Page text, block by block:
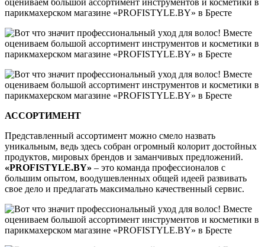
АССОРТИМЕНТ
Представленный ассортимент можно смело назвать
уникальным, ведь здесь собран огромный колорит достойных
продуктов, мировых брендов и заманчивых предложений.
«PROFISTYLE.BY» – это команда профессионалов с
большим опытом, воодушевленных общей идеей развивать
свое дело и предлагать максимально качественный сервис.